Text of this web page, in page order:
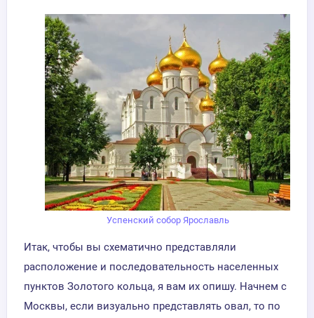
Успенский собор Ярославль
Итак, чтобы вы схематично представляли
расположение и последовательность населенных
пунктов Золотого кольца, я вам их опишу. Начнем с
Москвы, если визуально представлять овал, то по